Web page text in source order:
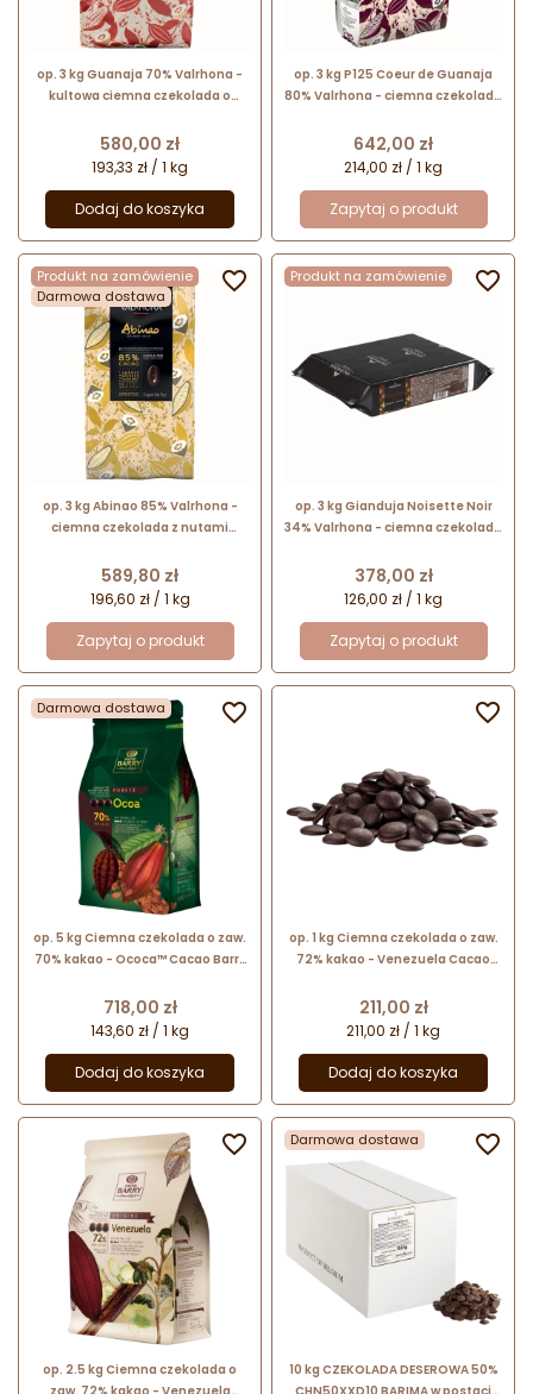
op. 3 kg Guanaja 70% Valrhona -
kultowa ciemna czekolada o
w kaletkach
Cena
580,00 zł
193,33 zł / 1 kg
Dodaj do koszyka
op. 3 kg P125 Coeur de Guanaja
80% Valrhona - ciemna czekolada
kuwertura w kaletkach
Cena
642,00 zł
214,00 zł / 1 kg
Zapytaj o produkt
Produkt na zamówienie
Darmowa dostawa
op. 3 kg Abinao 85% Valrhona -
ciemna czekolada z nutami
kaletkach
Cena
589,80 zł
196,60 zł / 1 kg
Zapytaj o produkt
 Produkt na zamówienie
op. 3 kg Gianduja Noisette Noir
34% Valrhona - ciemna czekolada
czekoladowy
Cena
378,00 zł
126,00 zł / 1 kg
Zapytaj o produkt

Darmowa dostawa
op. 5 kg Ciemna czekolada o zaw.
70% kakao - Ococa™ Cacao Barry
Cena
718,00 zł
143,60 zł / 1 kg
Dodaj do koszyka

op. 1 kg Ciemna czekolada o zaw.
72% kakao - Venezuela Cacao
Cena
211,00 zł
211,00 zł / 1 kg
Dodaj do koszyka

op. 2.5 kg Ciemna czekolada o
 Darmowa dostawa
10 kg CZEKOLADA DESEROWA 50%
